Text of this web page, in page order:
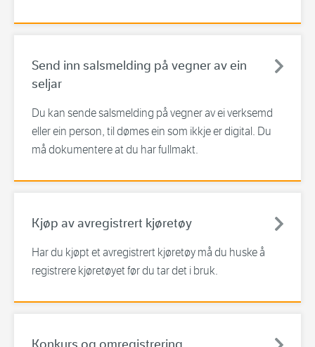
Send inn salsmelding på vegner av ein
seljar
Du kan sende salsmelding på vegner av ei verksemd
eller ein person, til dømes ein som ikkje er digital. Du
må dokumentere at du har fullmakt.
Kjøp av avregistrert kjøretøy
Har du kjøpt et avregistrert kjøretøy må du huske å
registrere kjøretøyet før du tar det i bruk.